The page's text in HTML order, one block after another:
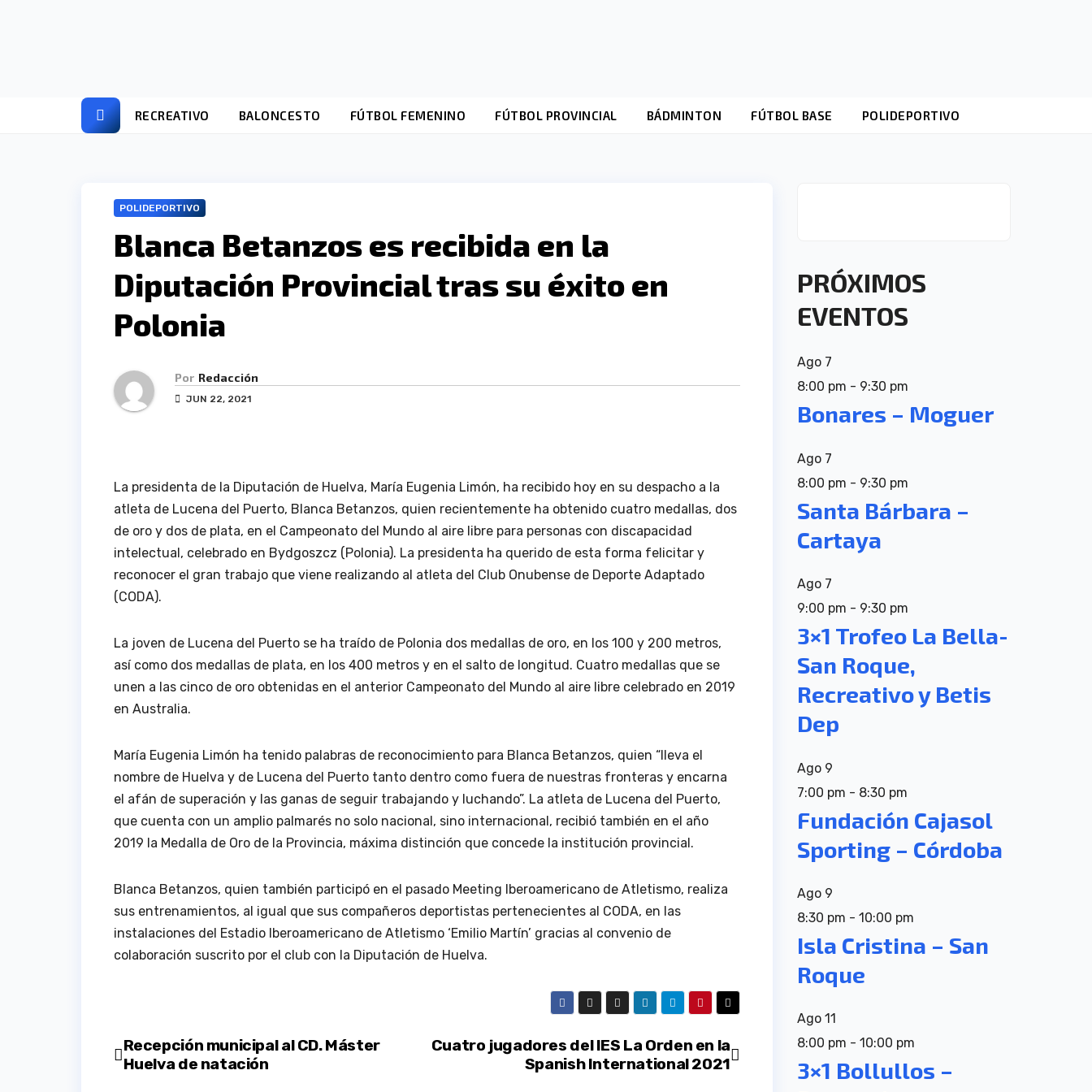
RECREATIVO BALONCESTO FÚTBOL FEMENINO FÚTBOL PROVINCIAL BÁDMINTON FÚTBOL BASE POLIDEPORTIVO
POLIDEPORTIVO
Blanca Betanzos es recibida en la
Diputación Provincial tras su éxito en
Polonia
Por Redacción
JUN 22, 2021
La presidenta de la Diputación de Huelva, María Eugenia Limón, ha recibido hoy en su despacho a la
atleta de Lucena del Puerto, Blanca Betanzos, quien recientemente ha obtenido cuatro medallas, dos
de oro y dos de plata, en el Campeonato del Mundo al aire libre para personas con discapacidad
intelectual, celebrado en Bydgoszcz (Polonia). La presidenta ha querido de esta forma felicitar y
reconocer el gran trabajo que viene realizando al atleta del Club Onubense de Deporte Adaptado
(CODA).
La joven de Lucena del Puerto se ha traído de Polonia dos medallas de oro, en los 100 y 200 metros,
así como dos medallas de plata, en los 400 metros y en el salto de longitud. Cuatro medallas que se
unen a las cinco de oro obtenidas en el anterior Campeonato del Mundo al aire libre celebrado en 2019
en Australia.
María Eugenia Limón ha tenido palabras de reconocimiento para Blanca Betanzos, quien “lleva el
nombre de Huelva y de Lucena del Puerto tanto dentro como fuera de nuestras fronteras y encarna
el afán de superación y las ganas de seguir trabajando y luchando”. La atleta de Lucena del Puerto,
que cuenta con un amplio palmarés no solo nacional, sino internacional, recibió también en el año
2019 la Medalla de Oro de la Provincia, máxima distinción que concede la institución provincial.
Blanca Betanzos, quien también participó en el pasado Meeting Iberoamericano de Atletismo, realiza
sus entrenamientos, al igual que sus compañeros deportistas pertenecientes al CODA, en las
instalaciones del Estadio Iberoamericano de Atletismo ‘Emilio Martín’ gracias al convenio de
colaboración suscrito por el club con la Diputación de Huelva.
Navegación
Cuatro jugadores del IES La Orden en la
Spanish International 2021
Recepción municipal al CD. Máster
Huelva de natación
PRÓXIMOS
EVENTOS
Ago 7
8:00 pm - 9:30 pm
Bonares – Moguer
Ago 7
8:00 pm - 9:30 pm
Santa Bárbara –
Cartaya
Ago 7
9:00 pm - 9:30 pm
3×1 Trofeo La Bella-
San Roque,
Recreativo y Betis
Dep
Ago 9
7:00 pm - 8:30 pm
Fundación Cajasol
Sporting – Córdoba
Ago 9
8:30 pm - 10:00 pm
Isla Cristina – San
Roque
Ago 11
8:00 pm - 10:00 pm
3×1 Bollullos –